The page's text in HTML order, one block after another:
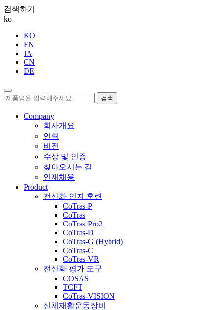
검색하기
ko
KO
EN
JA
CN
DE
검색
Company
회사개요
연혁
비전
수상 및 인증
찾아오시는 길
인재채용
Product
전산화 인지 훈련
CoTras-P
CoTras
CoTras-Pro2
CoTras-D
CoTras-G (Hybrid)
CoTras-C
CoTras-VR
전산화 평가 도구
COSAS
TCFT
CoTras-VISION
신체재활운동장비